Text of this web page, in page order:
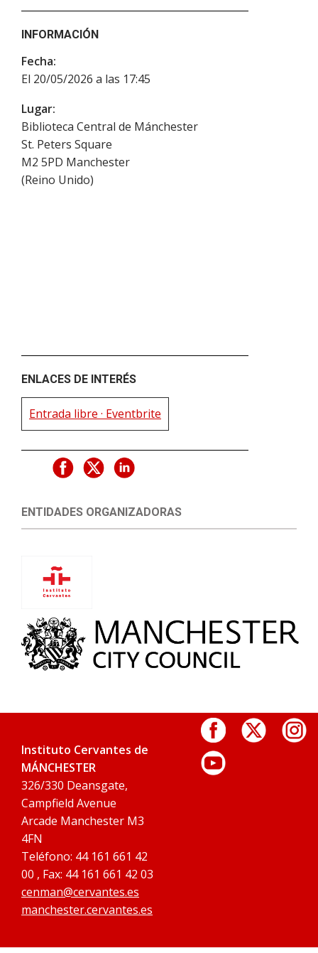
INFORMACIÓN
Fecha:
El 20/05/2026 a las 17:45
Lugar:
Biblioteca Central de Mánchester
St. Peters Square
M2 5PD Manchester
(Reino Unido)
ENLACES DE INTERÉS
Entrada libre · Eventbrite
ENTIDADES ORGANIZADORAS
Instituto Cervantes de
MÁNCHESTER
326/330 Deansgate,
Campfield Avenue
Arcade Manchester M3
4FN
Teléfono: 44 161 661 42
00 , Fax: 44 161 661 42 03
cenman@cervantes.es
manchester.cervantes.es